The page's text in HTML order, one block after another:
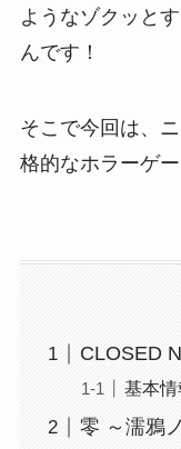
ようなゾクッと
んです！
そこで今回は、
格的なホラーゲ
CLOSED
基本情
零 ～濡鴉